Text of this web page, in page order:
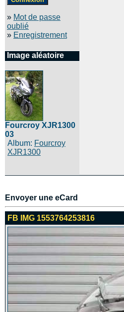
» Mot de passe
oublié
» Enregistrement
Image aléatoire
Fourcroy XJR1300
03
Album: Fourcroy
XJR1300
Envoyer une eCard
FB IMG 1553764253816